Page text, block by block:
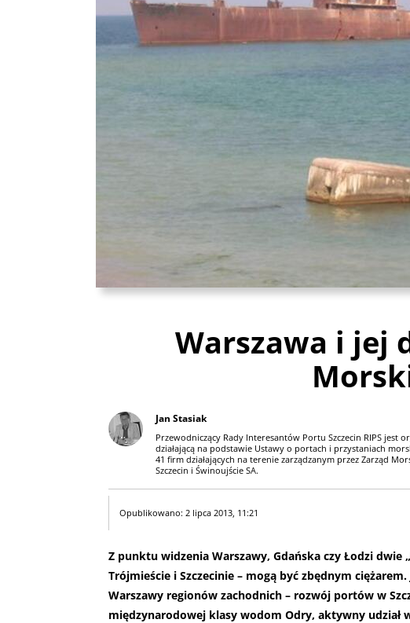
Warszawa i jej
Jan Stasiak
Przewodniczący Rady Interesantów Portu Szczecin RIPS jest
działającą na podstawie Ustawy o portach i przystaniach
41 firm działających na terenie zarządzanym przez Zarząd
Szczecin i Świnoujście SA.
Opublikowano: 2 lipca 2013, 11:21
Z punktu widzenia Warszawy, Gdańska czy Łodzi dwie
Trójmieście i Szczecinie – mogą być zbędnym
Warszawy regionów zachodnich – rozwój portów w
międzynarodowej klasy wodom Odry, aktywny udział